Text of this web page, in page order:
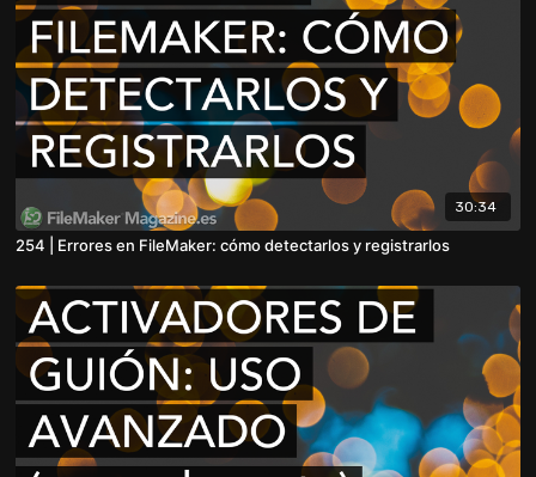
30:34
254 | Errores en FileMaker: cómo detectarlos y registrarlos